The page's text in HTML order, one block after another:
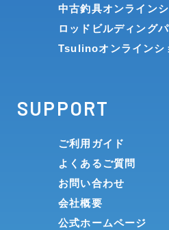
中古釣具オンライン
ロッドビルディング
Tsulinoオンラインシ
SUPPORT
ご利用ガイド
よくあるご質問
お問い合わせ
会社概要
公式ホームページ